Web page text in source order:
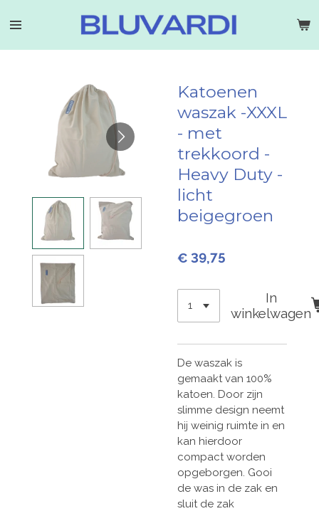
direct
Katoenen
waszak -XXXL
- met
trekkoord -
Heavy Duty -
licht
beigegroen
€ 39,75
In
winkelwagen
De waszak is
gemaakt van 100%
katoen. Door zijn
slimme design neemt
hij weinig ruimte in en
kan hierdoor
compact worden
opgeborgen. Gooi
de was in de zak en
sluit de zak